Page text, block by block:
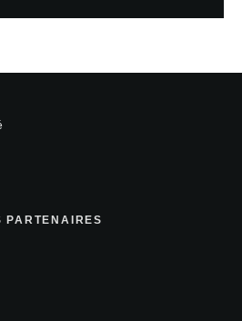
PARTENAIRES